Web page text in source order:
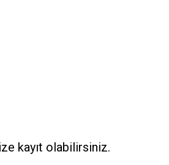
kayıt olabilirsiniz.